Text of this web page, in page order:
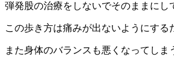
弾発股の治療をしないでそのままにし
この歩き方は痛みが出ないようにす
また身体のバランスも悪くなってし